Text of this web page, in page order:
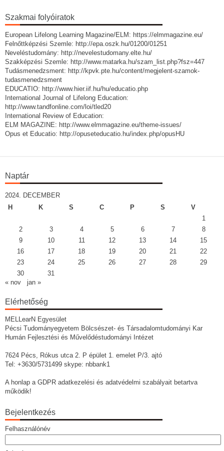
Szakmai folyóiratok
European Lifelong Learning Magazine/ELM: https://elmmagazine.eu/
Felnőttképzési Szemle: http://epa.oszk.hu/01200/01251
Neveléstudomány: http://nevelestudomany.elte.hu/
Szakképzési Szemle: http://www.matarka.hu/szam_list.php?fsz=447
Tudásmenedzsment: http://kpvk.pte.hu/content/megjelent-szamok-
tudasmenedzsment
EDUCATIO: http://www.hier.iif.hu/hu/educatio.php
International Journal of Lifelong Education:
http://www.tandfonline.com/loi/tled20
International Review of Education:
ELM MAGAZINE: http://www.elmmagazine.eu/theme-issues/
Opus et Educatio: http://opuseteducatio.hu/index.php/opusHU
Naptár
2024. DECEMBER
H
K S C P S
V
1
2
3 4 5 6 7
8
9
10 11 12 13 14
15
16
17 18 19 20 21
22
23
24 25 26 27 28
29
30
31
« nov
jan »
Elérhetőség
MELLearN Egyesület
Pécsi Tudományegyetem Bölcsészet- és Társadalomtudományi Kar
Humán Fejlesztési és Művelődéstudományi Intézet
7624 Pécs, Rókus utca 2. P épület 1. emelet P/3. ajtó
Tel: +3630/5731499 skype: nbbank1
A honlap a GDPR adatkezelési és adatvédelmi szabályait betartva
működik!
Bejelentkezés
Felhasználónév